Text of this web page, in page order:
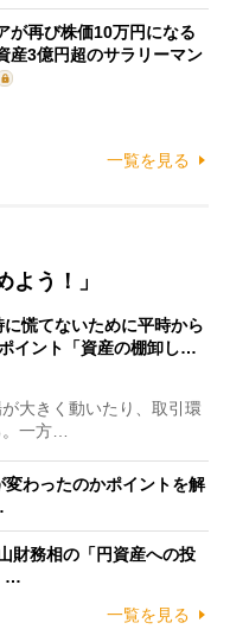
が再び株価10万円になる
産3億円超のサラリーマン
一覧を見る
う！」
に慌てないために平時から
イント「資産の棚卸し…
大きく動いたり、取引環
。一方…
わったのかポイントを解
財務相の「円資産への投
…
一覧を見る